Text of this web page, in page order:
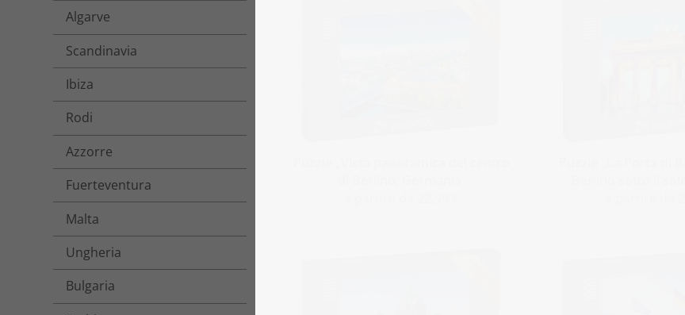
Algarve
Scandinavia
Ibiza
Rodi
Azzorre
Fuerteventura
Malta
Ungheria
Bulgaria